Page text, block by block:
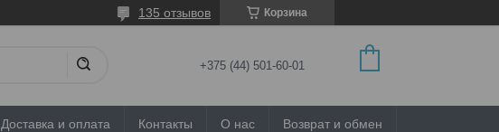
Корзина
135 отзывов
+375 (44) 501-60-01
Доставка и оплата Контакты О нас Возврат и обмен